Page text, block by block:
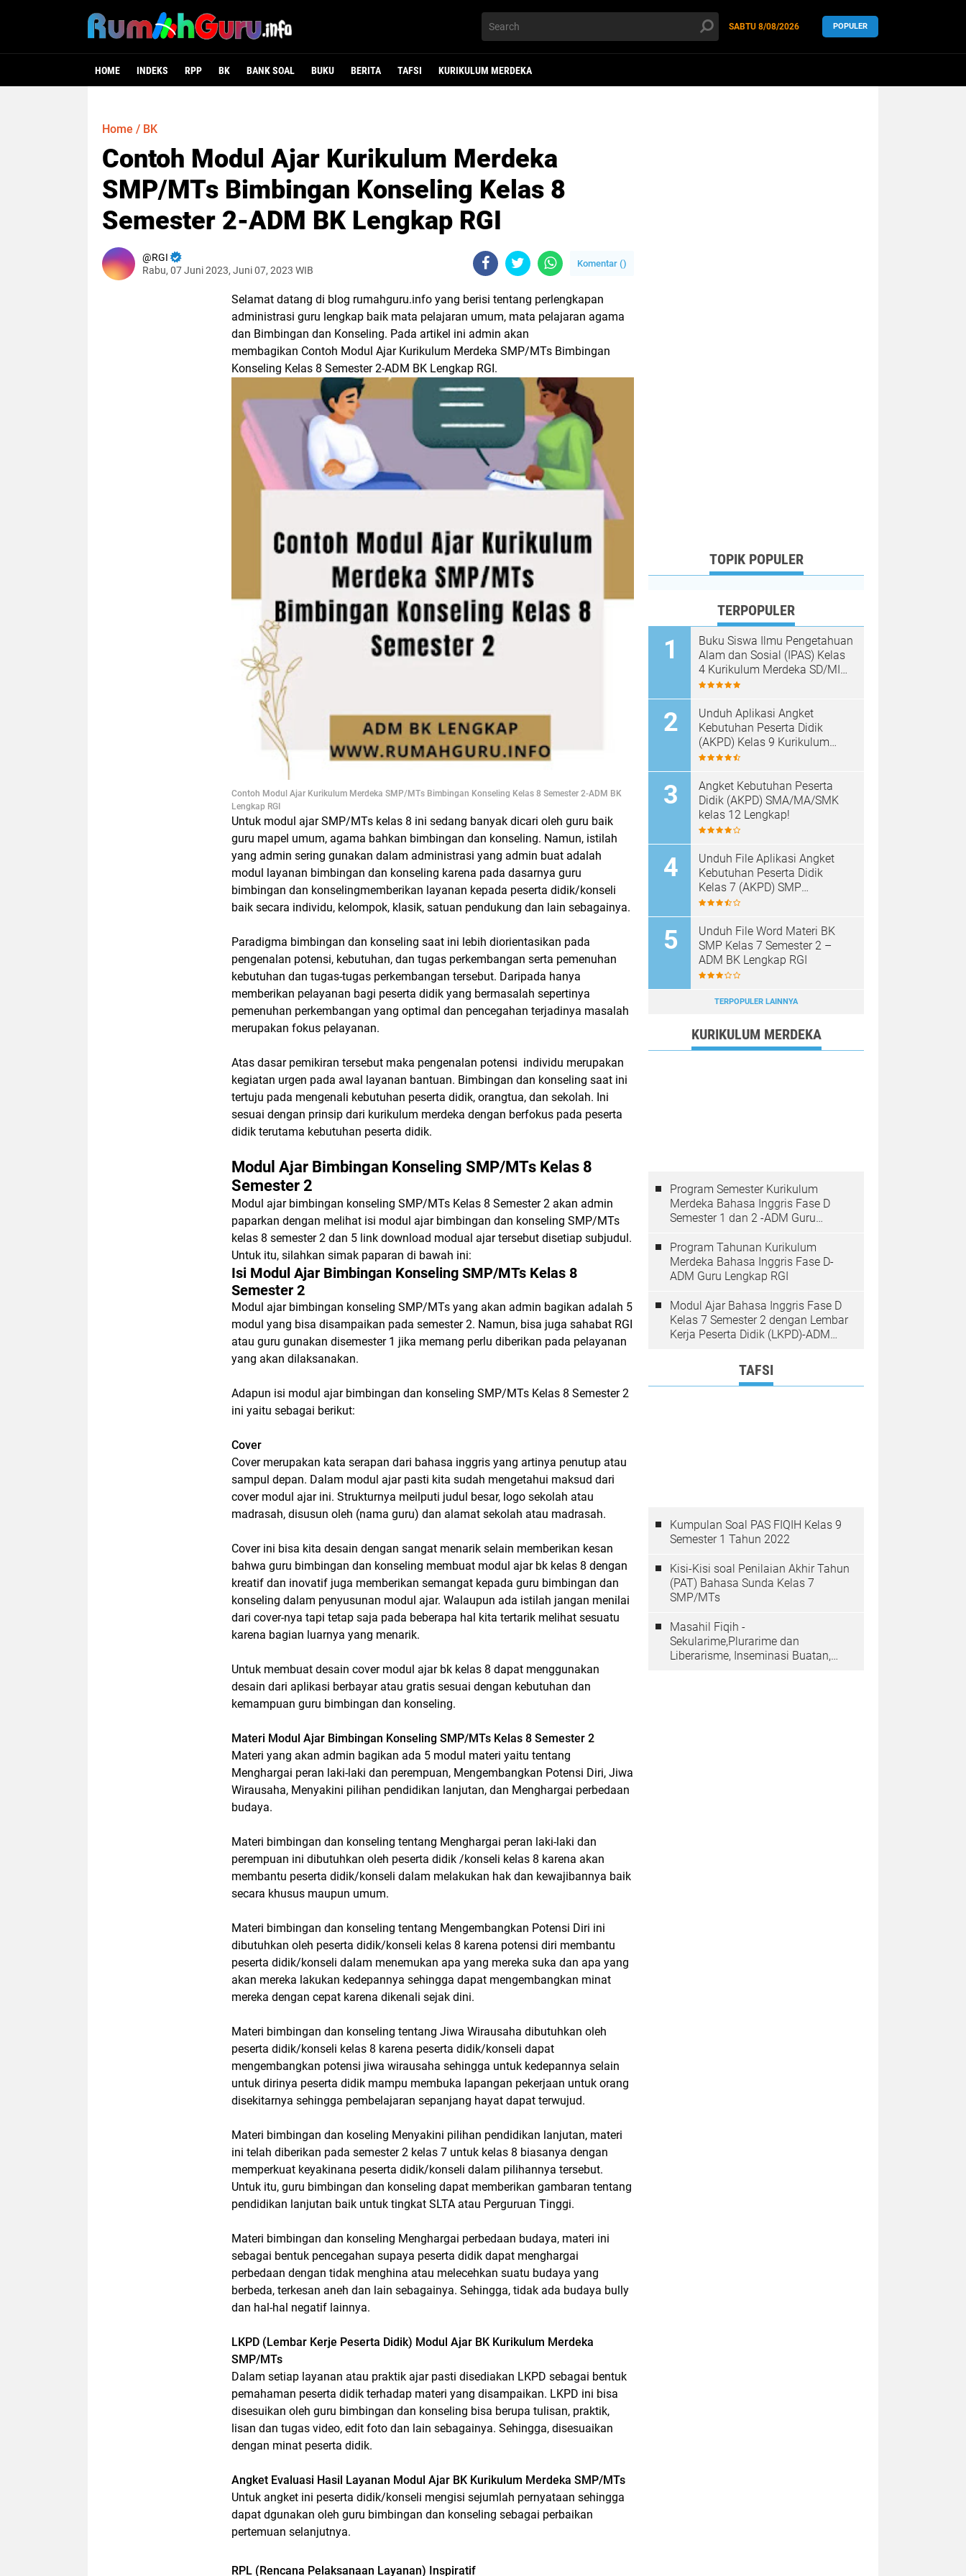
SABTU 8/08/2026 POPULER
HOME INDEKS RPP BK BANK SOAL BUKU BERITA TAFSI KURIKULUM MERDEKA
Home / BK
Contoh Modul Ajar Kurikulum Merdeka
SMP/MTs Bimbingan Konseling Kelas 8
Semester 2-ADM BK Lengkap RGI
RGI
Rabu, 07 Juni 2023, Juni 07, 2023 WIB
Komentar ()
Selamat datang di blog rumahguru.info yang berisi tentang perlengkapan
administrasi guru lengkap baik mata pelajaran umum, mata pelajaran agama
dan Bimbingan dan Konseling. Pada artikel ini admin akan
membagikan Contoh Modul Ajar Kurikulum Merdeka SMP/MTs Bimbingan
Konseling Kelas 8 Semester 2-ADM BK Lengkap RGI.
Contoh Modul Ajar Kurikulum Merdeka SMP/MTs Bimbingan Konseling Kelas 8 Semester 2-ADM BK
Lengkap RGI
Untuk modul ajar SMP/MTs kelas 8 ini sedang banyak dicari oleh guru baik
guru mapel umum, agama bahkan bimbingan dan konseling. Namun, istilah
yang admin sering gunakan dalam administrasi yang admin buat adalah
modul layanan bimbingan dan konseling karena pada dasarnya guru
bimbingan dan konselingmemberikan layanan kepada peserta didik/konseli
baik secara individu, kelompok, klasik, satuan pendukung dan lain sebagainya.
Paradigma bimbingan dan konseling saat ini lebih diorientasikan pada
pengenalan potensi, kebutuhan, dan tugas perkembangan serta pemenuhan
kebutuhan dan tugas-tugas perkembangan tersebut. Daripada hanya
memberikan pelayanan bagi peserta didik yang bermasalah sepertinya
pemenuhan perkembangan yang optimal dan pencegahan terjadinya masalah
merupakan fokus pelayanan.
Atas dasar pemikiran tersebut maka pengenalan potensi individu merupakan
kegiatan urgen pada awal layanan bantuan. Bimbingan dan konseling saat ini
tertuju pada mengenali kebutuhan peserta didik, orangtua, dan sekolah. Ini
sesuai dengan prinsip dari kurikulum merdeka dengan berfokus pada peserta
didik terutama kebutuhan peserta didik.
Modul Ajar Bimbingan Konseling SMP/MTs Kelas 8
Semester 2
Modul ajar bimbingan konseling SMP/MTs Kelas 8 Semester 2 akan admin
paparkan dengan melihat isi modul ajar bimbingan dan konseling SMP/MTs
kelas 8 semester 2 dan 5 link download modual ajar tersebut disetiap subjudul.
Untuk itu, silahkan simak paparan di bawah ini:
Isi Modul Ajar Bimbingan Konseling SMP/MTs Kelas 8
Semester 2
Modul ajar bimbingan konseling SMP/MTs yang akan admin bagikan adalah 5
modul yang bisa disampaikan pada semester 2. Namun, bisa juga sahabat RGI
atau guru gunakan disemester 1 jika memang perlu diberikan pada pelayanan
yang akan dilaksanakan.
Adapun isi modul ajar bimbingan dan konseling SMP/MTs Kelas 8 Semester 2
ini yaitu sebagai berikut:
Cover
Cover merupakan kata serapan dari bahasa inggris yang artinya penutup atau
sampul depan. Dalam modul ajar pasti kita sudah mengetahui maksud dari
cover modul ajar ini. Strukturnya meilputi judul besar, logo sekolah atau
madrasah, disusun oleh (nama guru) dan alamat sekolah atau madrasah.
Cover ini bisa kita desain dengan sangat menarik selain memberikan kesan
bahwa guru bimbingan dan konseling membuat modul ajar bk kelas 8 dengan
kreatif dan inovatif juga memberikan semangat kepada guru bimbingan dan
konseling dalam penyusunan modul ajar. Walaupun ada istilah jangan menilai
dari cover-nya tapi tetap saja pada beberapa hal kita tertarik melihat sesuatu
karena bagian luarnya yang menarik.
Untuk membuat desain cover modul ajar bk kelas 8 dapat menggunakan
desain dari aplikasi berbayar atau gratis sesuai dengan kebutuhan dan
kemampuan guru bimbingan dan konseling.
Materi Modul Ajar Bimbingan Konseling SMP/MTs Kelas 8 Semester 2
Materi yang akan admin bagikan ada 5 modul materi yaitu tentang
Menghargai peran laki-laki dan perempuan, Mengembangkan Potensi Diri, Jiwa
Wirausaha, Menyakini pilihan pendidikan lanjutan, dan Menghargai perbedaan
budaya.
Materi bimbingan dan konseling tentang Menghargai peran laki-laki dan
perempuan ini dibutuhkan oleh peserta didik /konseli kelas 8 karena akan
membantu peserta didik/konseli dalam melakukan hak dan kewajibannya baik
secara khusus maupun umum.
Materi bimbingan dan konseling tentang Mengembangkan Potensi Diri ini
dibutuhkan oleh peserta didik/konseli kelas 8 karena potensi diri membantu
peserta didik/konseli dalam menemukan apa yang mereka suka dan apa yang
akan mereka lakukan kedepannya sehingga dapat mengembangkan minat
mereka dengan cepat karena dikenali sejak dini.
Materi bimbingan dan konseling tentang Jiwa Wirausaha dibutuhkan oleh
peserta didik/konseli kelas 8 karena peserta didik/konseli dapat
mengembangkan potensi jiwa wirausaha sehingga untuk kedepannya selain
untuk dirinya peserta didik mampu membuka lapangan pekerjaan untuk orang
disekitarnya sehingga pembelajaran sepanjang hayat dapat terwujud.
Materi bimbingan dan koseling Menyakini pilihan pendidikan lanjutan, materi
ini telah diberikan pada semester 2 kelas 7 untuk kelas 8 biasanya dengan
memperkuat keyakinana peserta didik/konseli dalam pilihannya tersebut.
Untuk itu, guru bimbingan dan konseling dapat memberikan gambaran tentang
pendidikan lanjutan baik untuk tingkat SLTA atau Perguruan Tinggi.
Materi bimbingan dan konseling Menghargai perbedaan budaya, materi ini
sebagai bentuk pencegahan supaya peserta didik dapat menghargai
perbedaan dengan tidak menghina atau melecehkan suatu budaya yang
berbeda, terkesan aneh dan lain sebagainya. Sehingga, tidak ada budaya bully
dan hal-hal negatif lainnya.
LKPD (Lembar Kerje Peserta Didik) Modul Ajar BK Kurikulum Merdeka
SMP/MTs
Dalam setiap layanan atau praktik ajar pasti disediakan LKPD sebagai bentuk
pemahaman peserta didik terhadap materi yang disampaikan. LKPD ini bisa
disesuikan oleh guru bimbingan dan konseling bisa berupa tulisan, praktik,
lisan dan tugas video, edit foto dan lain sebagainya. Sehingga, disesuaikan
dengan minat peserta didik.
Angket Evaluasi Hasil Layanan Modul Ajar BK Kurikulum Merdeka SMP/MTs
Untuk angket ini peserta didik/konseli mengisi sejumlah pernyataan sehingga
dapat dgunakan oleh guru bimbingan dan konseling sebagai perbaikan
pertemuan selanjutnya.
RPL (Rencana Pelaksanaan Layanan) Inspiratif
TOPIK POPULER
TERPOPULER
Buku Siswa Ilmu Pengetahuan
Alam dan Sosial (IPAS) Kelas
4 Kurikulum Merdeka SD/MI
PDF
Unduh Aplikasi Angket
Kebutuhan Peserta Didik
(AKPD) Kelas 9 Kurikulum
Merdeka – ADM BK Lengkap
Angket Kebutuhan Peserta
Didik (AKPD) SMA/MA/SMK
kelas 12 Lengkap!
Unduh File Aplikasi Angket
Kebutuhan Peserta Didik
Kelas 7 (AKPD) SMP
Kurikulum Merdeka – ADM BK
Unduh File Word Materi BK
SMP Kelas 7 Semester 2 –
ADM BK Lengkap RGI
TERPOPULER LAINNYA
KURIKULUM MERDEKA
Program Semester Kurikulum
Merdeka Bahasa Inggris Fase D
Semester 1 dan 2 -ADM Guru
Program Tahunan Kurikulum
Merdeka Bahasa Inggris Fase D-
ADM Guru Lengkap RGI
Modul Ajar Bahasa Inggris Fase D
Kelas 7 Semester 2 dengan Lembar
Kerja Peserta Didik (LKPD)-ADM
TAFSI
Kumpulan Soal PAS FIQIH Kelas 9
Semester 1 Tahun 2022
Kisi-Kisi soal Penilaian Akhir Tahun
(PAT) Bahasa Sunda Kelas 7
SMP/MTs
Masahil Fiqih -
Sekularime,Plurarime dan
Liberarisme, Inseminasi Buatan,